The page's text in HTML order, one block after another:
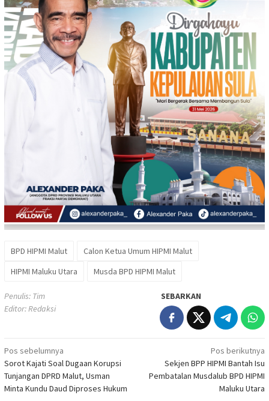
BPD HIPMI Malut
Calon Ketua Umum HIPMI Malut
HIPMI Maluku Utara
Musda BPD HIPMI Malut
Penulis: Tim
Editor: Redaksi
SEBARKAN
Navigasi
pos
Pos sebelumnya
Sorot Kajati Soal Dugaan Korupsi
Tunjangan DPRD Malut, Usman
Minta Kundu Daud Diproses Hukum
Pos berikutnya
Sekjen BPP HIPMI Bantah Isu
Pembatalan Musdalub BPD HIPMI
Maluku Utara